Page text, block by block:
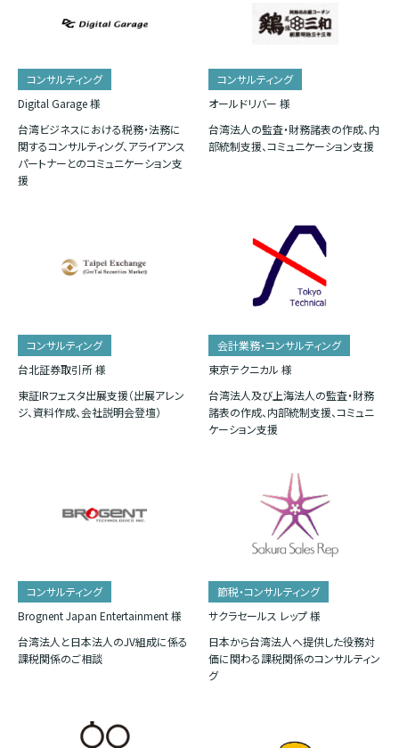
コンサルティング
Digital Garage 様
台湾ビジネスにおける税務・法務に
関するコンサルティング、アライアンス
パートナーとのコミュニケーション支
援
コンサルティング
オールドリバー 様
台湾法人の監査・財務諸表の作成、内
部統制支援、コミュニケーション支援
コンサルティング
台北証券取引所 様
東証IRフェスタ出展支援（出展アレン
ジ、資料作成、会社説明会登壇）
会計業務・コンサルティング
東京テクニカル 様
台湾法人及び上海法人の監査・財務
諸表の作成、内部統制支援、コミュニ
ケーション支援
コンサルティング
Brognent Japan Entertainment 様
台湾法人と日本法人のJV組成に係る
課税関係のご相談
節税・コンサルティング
サクラセールス レップ 様
日本から台湾法人へ提供した役務対
価に関わる課税関係のコンサルティン
グ